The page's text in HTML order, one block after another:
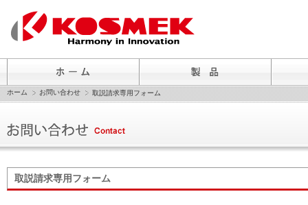
ホーム お問い合わせ 取説請求専用フォーム
取説請求専用フォーム